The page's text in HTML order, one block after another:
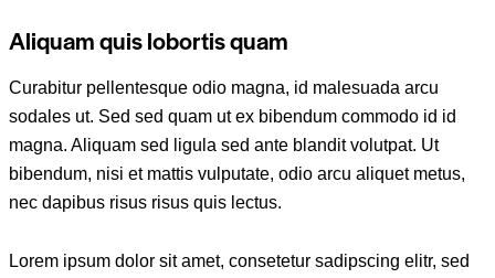
Aliquam quis lobortis quam
Curabitur pellentesque odio magna, id malesuada arcu
sodales ut. Sed sed quam ut ex bibendum commodo id id
magna. Aliquam sed ligula sed ante blandit volutpat. Ut
bibendum, nisi et mattis vulputate, odio arcu aliquet metus,
nec dapibus risus risus quis lectus.
Lorem ipsum dolor sit amet, consetetur sadipscing elitr, sed